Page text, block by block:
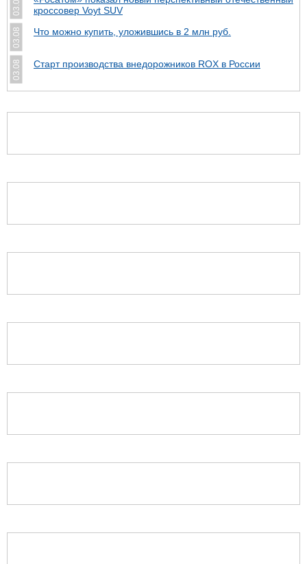
03.08
кроссовер Voyt SUV
03.08 Что можно купить, уложившись в 2 млн руб.
03.08 Cтарт производства внедорожников ROX в России